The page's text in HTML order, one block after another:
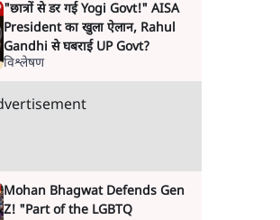
"छात्रों से डर गई Yogi Govt!" AISA
President का खुला ऐलान, Rahul
Gandhi से घबराई UP Govt?
विश्लेषण
Mohan Bhagwat Defends Gen
Z! "Part of the LGBTQ